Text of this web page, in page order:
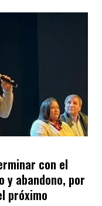
con el
y abandono, por
próximo